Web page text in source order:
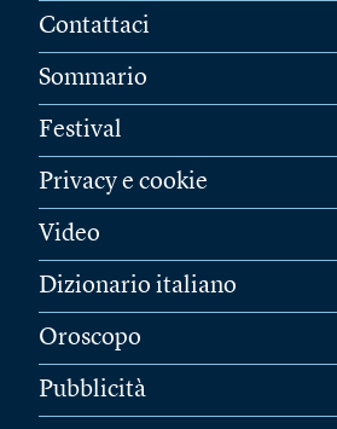
Contattaci
Sommario
Festival
Privacy e cookie
Video
Dizionario italiano
Oroscopo
Pubblicità